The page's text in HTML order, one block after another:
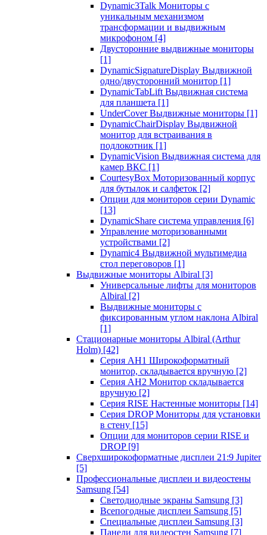
Dynamic3Talk Мониторы с
уникальным механизмом
трансформации и выдвижным
микрофоном [4]
Двусторонние выдвижные мониторы
[1]
DynamicSignatureDisplay Выдвижной
одно/двусторонний монитор [1]
DynamicTabLift Выдвижная система
для планшета [1]
UnderCover Выдвижные мониторы [1]
DynamicChairDisplay Выдвижной
монитор для встраивания в
подлокотник [1]
DynamicVision Выдвижная система для
камер ВКС [1]
CourtesyBox Моторизованный корпус
для бутылок и салфеток [2]
Опции для мониторов серии Dynamic
[13]
DynamicShare система управления [6]
Управление моторизованными
устройствами [2]
Dynamic4 Выдвижной мультимедиа
стол переговоров [1]
Выдвижные мониторы Albiral [3]
Универсальные лифты для мониторов
Albiral [2]
Выдвижные мониторы с
фиксированным углом наклона Albiral
[1]
Стационарные мониторы Albiral (Arthur
Holm) [42]
Серия AH1 Широкоформатный
монитор, складывается вручную [2]
Серия AH2 Монитор складывается
вручную [2]
Серия RISE Настенные мониторы [14]
Серия DROP Мониторы для установки
в стену [15]
Опции для мониторов серии RISE и
DROP [9]
Сверхширокоформатные дисплеи 21:9 Jupiter
[5]
Профессиональные дисплеи и видеостены
Samsung [54]
Светодиодные экраны Samsung [3]
Всепогодные дисплеи Samsung [5]
Специальные дисплеи Samsung [3]
Панели для видеостен Samsung [7]